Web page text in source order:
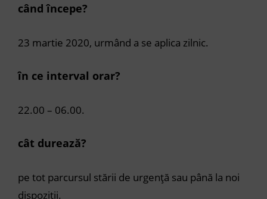
când începe?
23 martie 2020, urmând a se aplica zilnic.
în ce interval orar?
22.00 – 06.00.
cât durează?
pe tot parcursul stării de urgență sau până la noi
dispoziții.